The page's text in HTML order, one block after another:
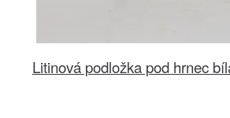
Litinová podložka pod hrnec